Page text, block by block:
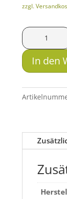
zzgl.
Garmin
tactix
8
-
mm
In den